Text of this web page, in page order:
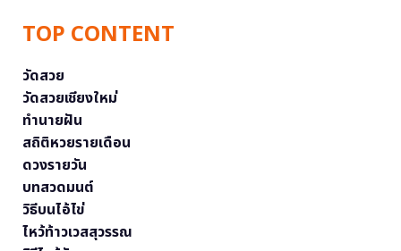
TOP CONTENT
วัดสวย
วัดสวยเชียงใหม่
ทำนายฝัน
สถิติหวยรายเดือน
ดวงรายวัน
บทสวดมนต์
วิธีบนไอ้ไข่
ไหว้ท้าวเวสสุวรรณ